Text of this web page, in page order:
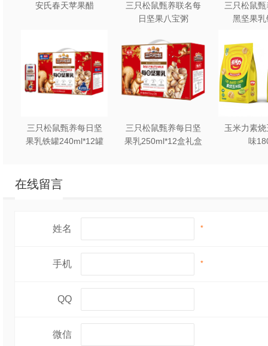
安氏春天苹果醋
三只松鼠甄养联名每
日坚果八宝粥
三只松鼠
黑坚果乳
三只松鼠甄养每日坚
果乳铁罐240ml*12罐
三只松鼠甄养每日坚
果乳250ml*12盒礼盒
玉米力素
味
在线留言
姓名 *
手机 *
QQ
微信